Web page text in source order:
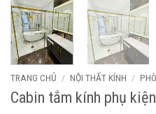
TRANG CHỦ / NỘI THẤT KÍNH /
Cabin tắm kính phụ